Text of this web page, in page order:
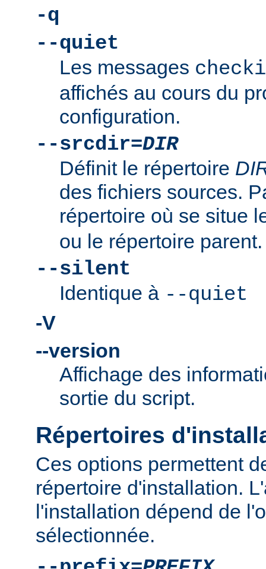
-q
--quiet
Les messages
affichés au cours du
configuration.
--srcdir=DIR
Définit le répertoire
des fichiers sources.
répertoire où se situe
ou le répertoire parent.
--silent
Identique à --quiet
-V
--version
Affichage des
sortie du script.
Répertoires
Ces options permettent
répertoire d'installation.
l'installation dépend de
sélectionnée.